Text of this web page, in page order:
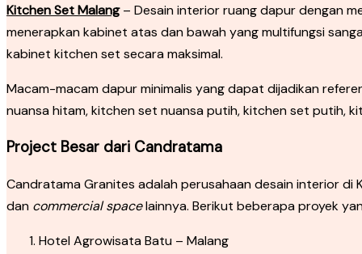
Kitchen Set Malang– Desain interior ruang dapur dengan
menerapkan kabinet atas dan bawah yang multifungsi
kabinet kitchen set secara maksimal.
Macam-macam dapur minimalis yang dapat dijadikan
nuansa hitam, kitchen set nuansa putih, kitchen set putih,
Project Besar dari Candratama
Candratama Granites adalah perusahaan desain interior
dan commercial spacelainnya. Berikut beberapa proyek
Hotel Agrowisata Batu – Malang